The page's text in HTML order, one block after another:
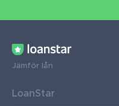
Jämför lån
LoanStar